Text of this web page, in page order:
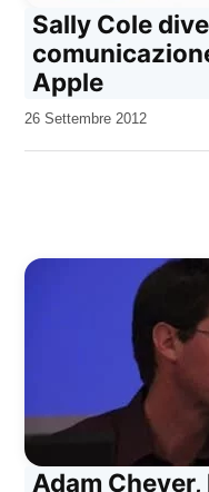
Sally Cole
Apple
da
26 Settembre 2012
Adam